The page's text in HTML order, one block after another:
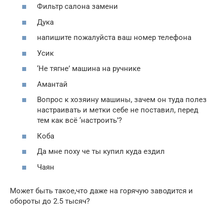
Фильтр салона замени
Дука
напишите пожалуйста ваш номер телефона
Усик
‘Не тягне’ машина на ручнике
Амантай
Вопрос к хозяину машины, зачем он туда полез
настраивать и метки себе не поставил, перед
тем как всё ‘настроить’?
Коба
Да мне поху че ты купил куда ездил
Чаян
Может быть такое,что даже на горячую заводится и
обороты до 2.5 тысяч?